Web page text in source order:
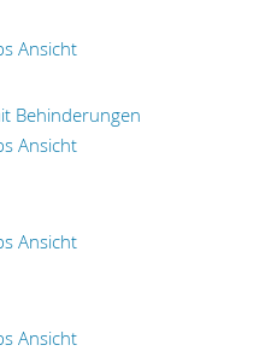
Ansicht
Behinderungen
Ansicht
Ansicht
Ansicht